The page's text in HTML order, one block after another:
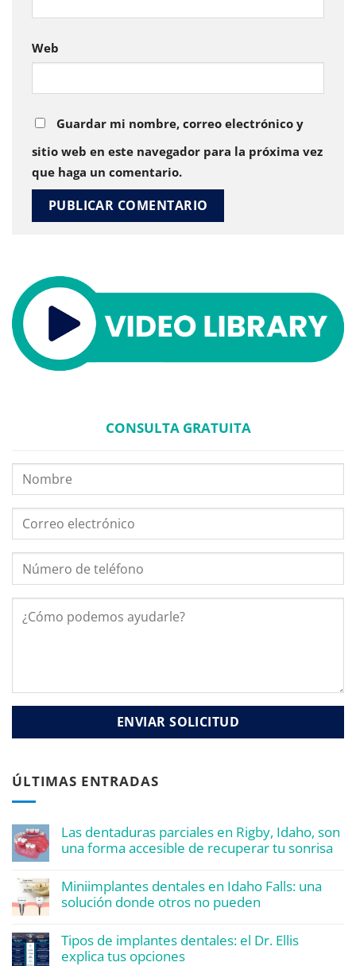
Web
Guardar mi nombre, correo electrónico y
sitio web en este navegador para la próxima vez
que haga un comentario.
CONSULTA GRATUITA
ÚLTIMAS ENTRADAS
Las dentaduras parciales en Rigby, Idaho, son
una forma accesible de recuperar tu sonrisa
Miniimplantes dentales en Idaho Falls: una
solución donde otros no pueden
Tipos de implantes dentales: el Dr. Ellis
explica tus opciones